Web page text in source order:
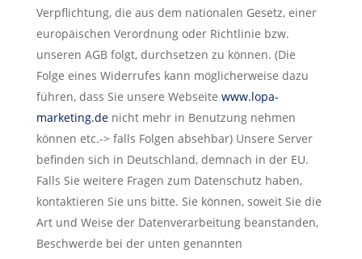
Verpflichtung, die aus dem nationalen Gesetz, einer
europäischen Verordnung oder Richtlinie bzw.
unseren AGB folgt, durchsetzen zu können. (Die
Folge eines Widerrufes kann möglicherweise dazu
führen, dass Sie unsere Webseite www.lopa-
marketing.denicht mehr in Benutzung nehmen
können etc.-> falls Folgen absehbar) Unsere Server
befinden sich in Deutschland, demnach in der EU.
Falls Sie weitere Fragen zum Datenschutz haben,
kontaktieren Sie uns bitte. Sie können, soweit Sie die
Art und Weise der Datenverarbeitung beanstanden,
Beschwerde bei der unten genannten